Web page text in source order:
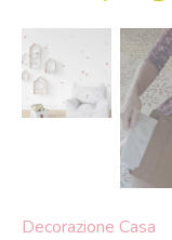
Decorazione Casa